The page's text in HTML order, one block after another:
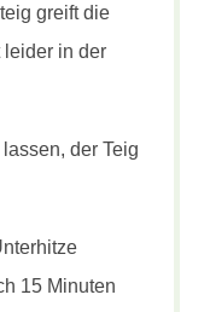
greift die
leider in der
der Teig
15 Minuten